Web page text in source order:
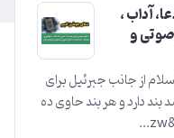
آداب ،
و
از جانب جبرئیل برای
دارد و هر بند حاوی‌ ده‌